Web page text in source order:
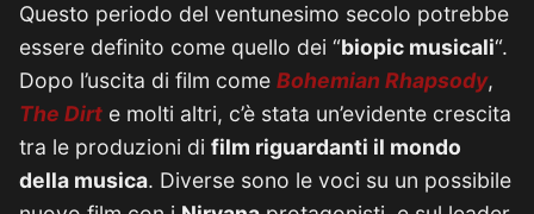
Questo periodo del ventunesimo secolo potrebbe
essere definito come quello dei “biopic musicali“.
Dopo l’uscita di film come Bohemian Rhapsody,
The Dirt e molti altri, c’è stata un’evidente crescita
tra le produzioni di film riguardanti il mondo
della musica. Diverse sono le voci su un possibile